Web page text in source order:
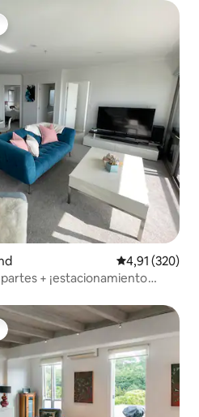
Calificación
4,91 (320)
+ ¡estacionamiento